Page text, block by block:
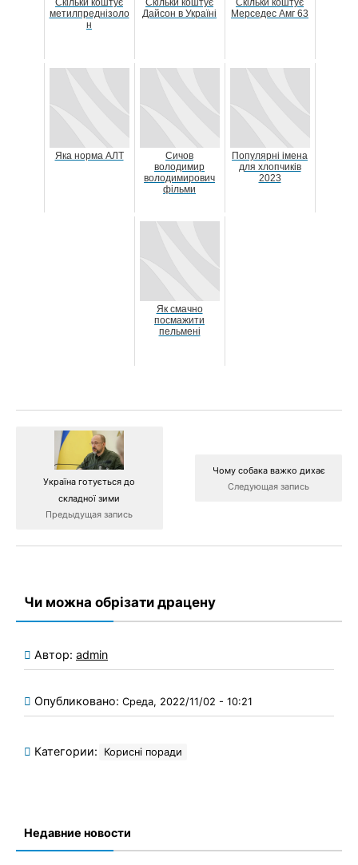
Скільки коштує
метилпреднізоло
н
Скільки коштує
Дайсон в Україні
Скільки коштує
Мерседес Амг 63
Яка норма АЛТ
Сичов
володимир
володимирович
фільми
Популярні імена
для хлопчиків
2023
Як смачно
посмажити
пельмені
Україна готується до
складної зими
Предыдущая запись
Чому собака важко дихає
Следующая запись
Чи можна обрізати драцену
Автор: admin
Опубликовано: Среда, 2022/11/02 - 10:21
Категории: Корисні поради
Недавние новости